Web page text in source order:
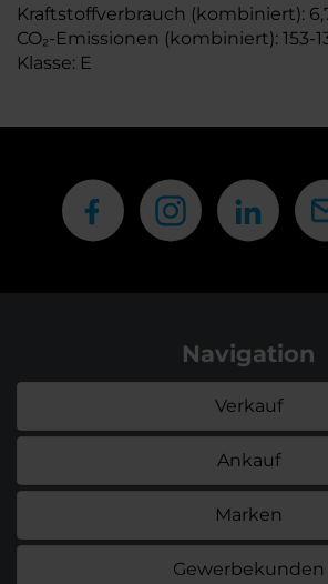
Kraftstoffverbrauch (kombiniert):
CO₂-Emissionen (kombiniert): 153-
Klasse: E
Navigation
Verkauf
Ankauf
Marken
Gewerbekunden